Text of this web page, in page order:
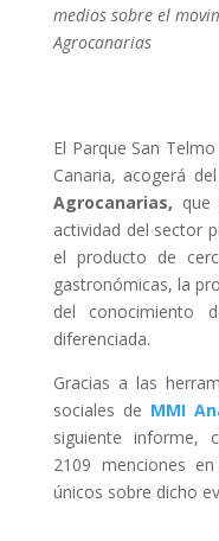
medios sobre el
Agrocanarias
El Parque San
Canaria, acogerá
Agrocanarias,
actividad del sector
el producto de
gastronómicas, la
del conocimiento
diferenciada.
Gracias a las
sociales de MMI
siguiente informe,
2109 menciones
únicos sobre dicho